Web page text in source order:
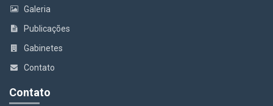
Galeria
Publicações
Gabinetes
Contato
Contato